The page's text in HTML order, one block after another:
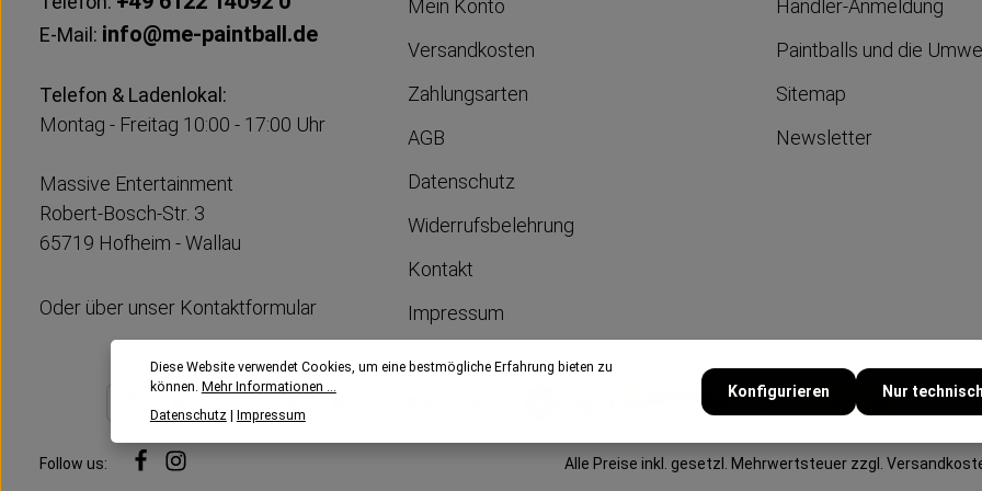
E-Mail: info@me-paintball.de
Telefon & Ladenlokal:
Montag - Freitag 10:00 - 17:00 Uhr
Massive Entertainment
Robert-Bosch-Str. 3
65719 Hofheim - Wallau
Oder über unser Kontaktformular
Mein Konto
Versandkosten
Zahlungsarten
AGB
Datenschutz
Widerrufsbelehrung
Kontakt
Impressum
Händler-Anmeldung
Paintballs und die
Sitemap
Newsletter
Follow us: Alle Preise inkl. gesetzl. Mehrwertsteuer zzgl.
Diese Website verwendet Cookies, um eine bestmögliche Erfahrung bieten zu
können. Mehr Informationen ...
Datenschutz| Impressum
Nur
Konfigurieren